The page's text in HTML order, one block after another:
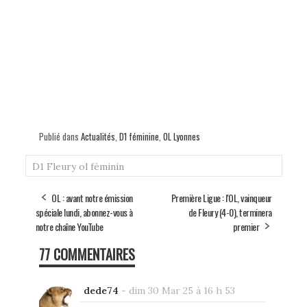
Publié dans Actualités D1 féminine OL Lyonnes
D1 Fleury ol féminin
OL : avant notre émission
spéciale lundi, abonnez-vous à
notre chaîne YouTube
Première Ligue : l'OL, vainqueur
de Fleury (4-0), terminera
premier
77 COMMENTAIRES
dede74 - dim 30 Mar 25 à 16 h 53